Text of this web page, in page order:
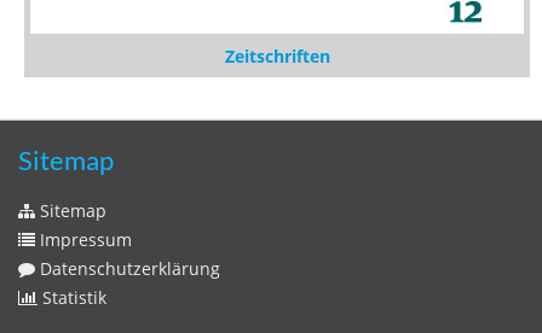
Zeitschriften
Sitemap
Sitemap
Impressum
Datenschutzerklärung
Statistik